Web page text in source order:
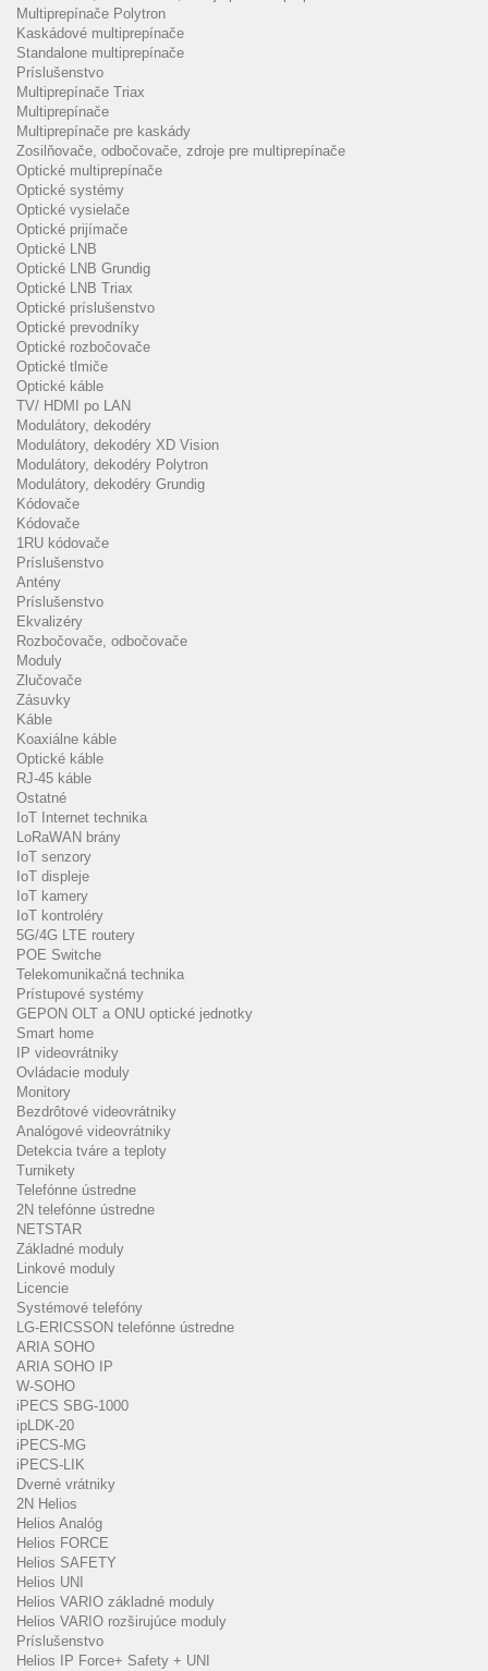
Multiprepínače Polytron
Kaskádové multiprepínače
Standalone multiprepínače
Príslušenstvo
Multiprepínače Triax
Multiprepínače
Multiprepínače pre kaskády
Zosilňovače, odbočovače, zdroje pre multiprepínače
Optické multiprepínače
Optické systémy
Optické vysielače
Optické prijímače
Optické LNB
Optické LNB Grundig
Optické LNB Triax
Optické príslušenstvo
Optické prevodníky
Optické rozbočovače
Optické tlmiče
Optické káble
TV/ HDMI po LAN
Modulátory, dekodéry
Modulátory, dekodéry XD Vision
Modulátory, dekodéry Polytron
Modulátory, dekodéry Grundig
Kódovače
Kódovače
1RU kódovače
Príslušenstvo
Antény
Príslušenstvo
Ekvalizéry
Rozbočovače, odbočovače
Moduly
Zlučovače
Zásuvky
Káble
Koaxiálne káble
Optické káble
RJ-45 káble
Ostatné
IoT Internet technika
LoRaWAN brány
IoT senzory
IoT displeje
IoT kamery
IoT kontroléry
5G/4G LTE routery
POE Switche
Telekomunikačná technika
Prístupové systémy
GEPON OLT a ONU optické jednotky
Smart home
IP videovrátniky
Ovládacie moduly
Monitory
Bezdrôtové videovrátniky
Analógové videovrátniky
Detekcia tváre a teploty
Turnikety
Telefónne ústredne
2N telefónne ústredne
NETSTAR
Základné moduly
Linkové moduly
Licencie
Systémové telefóny
LG-ERICSSON telefónne ústredne
ARIA SOHO
ARIA SOHO IP
W-SOHO
iPECS SBG-1000
ipLDK-20
iPECS-MG
iPECS-LIK
Dverné vrátniky
2N Helios
Helios Analóg
Helios FORCE
Helios SAFETY
Helios UNI
Helios VARIO základné moduly
Helios VARIO rozširujúce moduly
Príslušenstvo
Helios IP Force+ Safety + UNI